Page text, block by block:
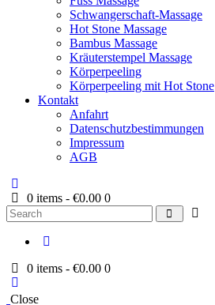
Schwangerschaft-Massage
Hot Stone Massage
Bambus Massage
Kräuterstempel Massage
Körperpeeling
Körperpeeling mit Hot Stone
Kontakt
Anfahrt
Datenschutzbestimmungen
Impressum
AGB
0 items - €0.00 0
Search
0 items - €0.00 0
Close